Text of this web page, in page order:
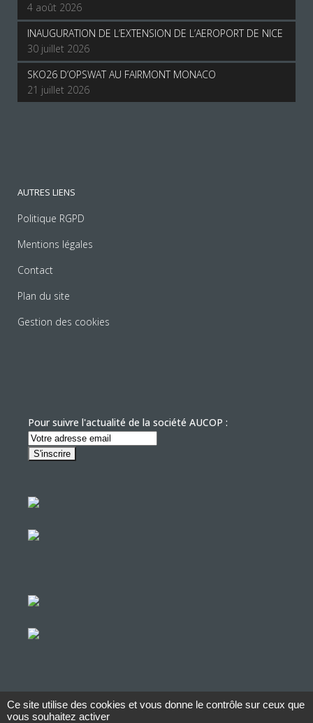
4 août 2026
INAUGURATION DE L’EXTENSION DE L’AEROPORT DE NICE
30 juillet 2026
SKO26 D’OPSWAT AU FAIRMONT MONACO
21 juillet 2026
AUTRES LIENS
Politique RGPD
Mentions légales
Contact
Plan du site
Gestion des cookies
Pour suivre l'actualité de la société AUCOP :
© Copyright Aucop – 2022
Ce site utilise des cookies et vous donne le contrôle sur ceux que
vous souhaitez activer